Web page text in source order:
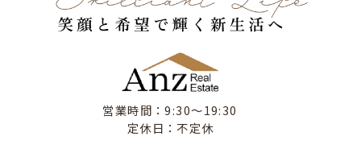
営業時間：9:30〜19:30
定休日：不定休